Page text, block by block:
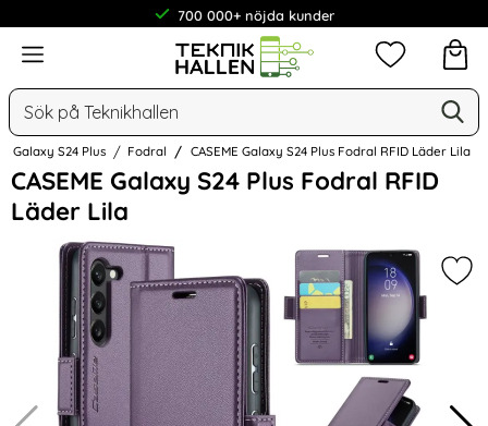
700 000+ nöjda kunder
Meny
Sök
Mina
Galaxy S24 Plus Fodral CASEME Galaxy S24 Plus Fodral RFID Läder Lila
CASEME Galaxy S24 Plus Fodral RFID
Läder Lila
Hoppa
över
Bilder